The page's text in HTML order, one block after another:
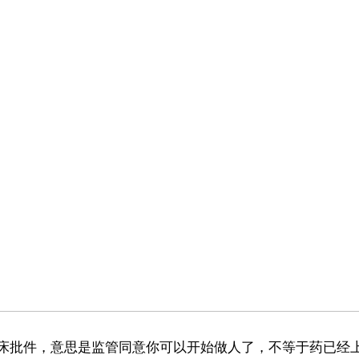
批件，意思是监管同意你可以开始做人了，不等于药已经